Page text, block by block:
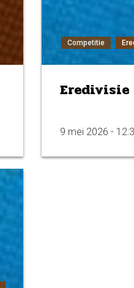
Competitie
Eredivisie
9 mei 2026 -